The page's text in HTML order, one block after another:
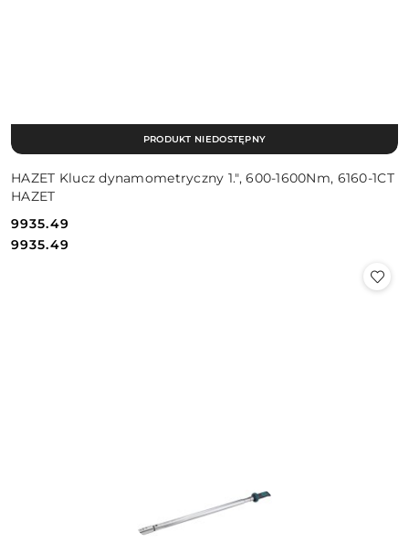
HAZET Klucz dynamometryczny 1.", 600-1600Nm, 6160-1CT
HAZET
Cena:
9935.49
Cena:
9935.49
PRODUKT NIEDOSTĘPNY